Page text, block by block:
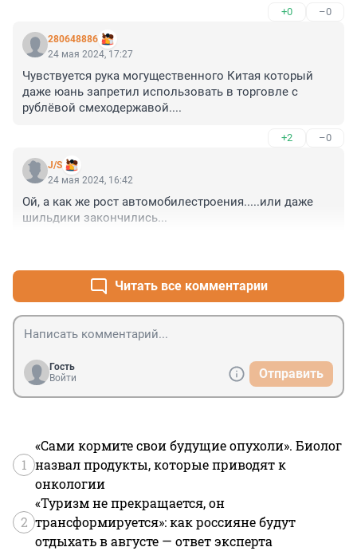
+0 –0
280648886
24 мая 2024, 17:27
Чувствуется рука могущественного Китая который
даже юань запретил использовать в торговле с
рублёвой смеходержавой....
+2 –0
J/S
24 мая 2024, 16:42
Ой, а как же рост автомобилестроения.....или даже
шильдики закончились...
Читать все комментарии
Гость
Войти
Отправить
1
«Сами кормите свои будущие опухоли». Биолог
назвал продукты, которые приводят к
онкологии
2
«Туризм не прекращается, он
трансформируется»: как россияне будут
отдыхать в августе — ответ эксперта